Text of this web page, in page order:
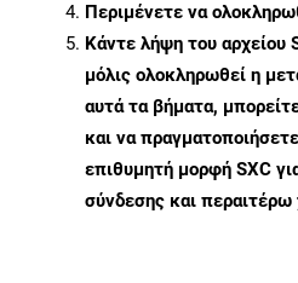
Περιμένετε να
Κάντε λήψη του αρχείου
μόλις ολοκληρωθεί η
αυτά τα βήματα,
και να
επιθυμητή μορφή SXC
σύνδεσης και περαιτέρω